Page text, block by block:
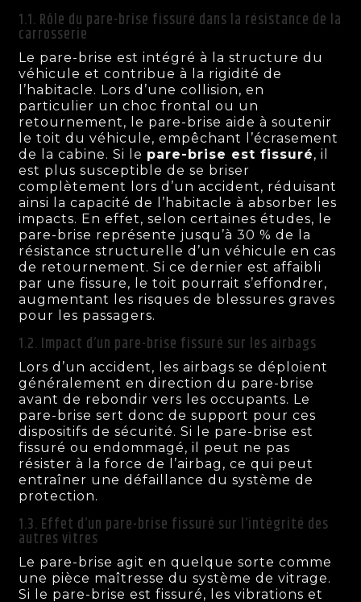
1.1. Rôle du pare-brise fissuré dans la résistance de la
carrosserie
Le pare-brise est intégré à la structure du
véhicule et contribue à la rigidité de
l’habitacle. Lors d’une collision, en
particulier un choc frontal ou un
retournement, le pare-brise aide à soutenir
le toit du véhicule, empêchant l’écrasement
de la cabine. Si le pare-brise est fissuré, il
est plus susceptible de se briser
complètement lors d’un accident, réduisant
ainsi la capacité de l’habitacle à absorber les
impacts. En effet, selon certaines études, le
pare-brise représente jusqu’à 30 % de la
résistance structurelle d’un véhicule en cas
de retournement. Si ce dernier est affaibli
par une fissure, le toit pourrait s’effondrer,
augmentant les risques de blessures graves
pour les passagers.
1.2. Impact d’un pare-brise fissuré sur les airbags
Lors d’un accident, les airbags se déploient
généralement en direction du pare-brise
avant de rebondir vers les occupants. Le
pare-brise sert donc de support pour ces
dispositifs de sécurité. Si le pare-brise est
fissuré ou endommagé, il peut ne pas
résister à la force de l’airbag, ce qui peut
entraîner une défaillance du système de
protection.
1.3. Effet d’un pare-brise fissuré sur l’intégrité des
autres vitres
Le pare-brise agit en quelque sorte comme
une pièce maîtresse du système de vitrage.
Si le pare-brise est fissuré, les vibrations et